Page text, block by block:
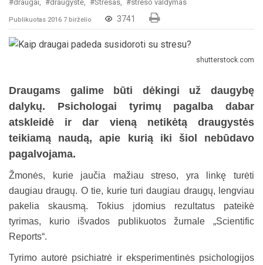
#draugai, #draugystė, #Stresas, #streso valdymas
Publikuotas 2016 7 birželio 3741
shutterstock.com
Draugams galime būti dėkingi už daugybę
dalykų. Psichologai tyrimų pagalba dabar
atskleidė ir dar vieną netikėtą draugystės
teikiamą naudą, apie kurią iki šiol nebūdavo
pagalvojama.
Žmonės, kurie jaučia mažiau streso, yra linkę turėti
daugiau draugų. O tie, kurie turi daugiau draugų, lengviau
pakelia skausmą. Tokius įdomius rezultatus pateikė
tyrimas, kurio išvados publikuotos žurnale „Scientific
Reports“.
Tyrimo autorė psichiatrė ir eksperimentinės psichologijos